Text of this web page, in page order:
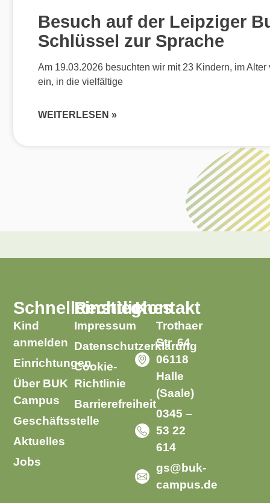
Besuch auf der Leipziger
Schlüssel zur Sprache
Am 19.03.2026 besuchten wir mit 23 Kindern, im
ein, in die vielfältige
WEITERLESEN »
Schnelleinstieg
Kind
anmelden
Einrichtungen
Über BUK
Campus
Geschäftsstelle
Aktuelles
Jobs
Rechtliches
Impressum
Datenschutzerklärung
Cookie-
Richtlinie
Barrierefreiheit
Kontakt
Trothaer
Str. 64
06118
Halle
(Saale)
0345 –
53 22
614
gs@buk-
campus.de